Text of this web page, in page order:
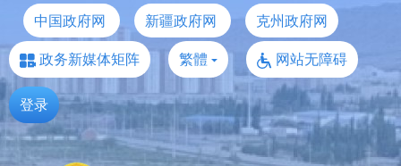
中国政府网 新疆政府网
克州政府网
政务新媒体矩阵
繁體 网站无障碍
登录